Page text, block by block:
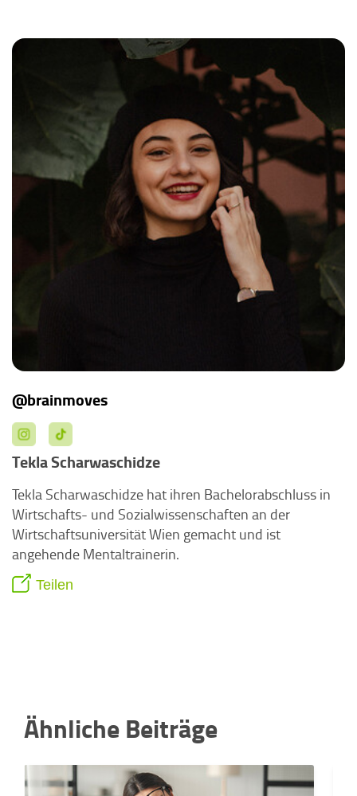
@brainmoves
Tekla Scharwaschidze
Tekla Scharwaschidze hat ihren Bachelorabschluss in
Wirtschafts- und Sozialwissenschaften an der
Wirtschaftsuniversität Wien gemacht und ist
angehende Mentaltrainerin.
Teilen
Ähnliche Beiträge